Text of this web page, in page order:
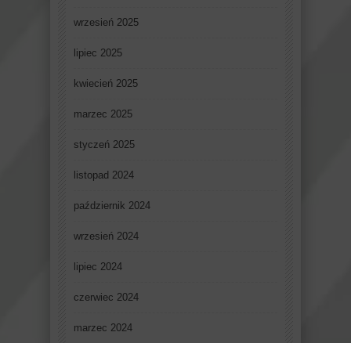
wrzesień 2025
lipiec 2025
kwiecień 2025
marzec 2025
styczeń 2025
listopad 2024
październik 2024
wrzesień 2024
lipiec 2024
czerwiec 2024
marzec 2024